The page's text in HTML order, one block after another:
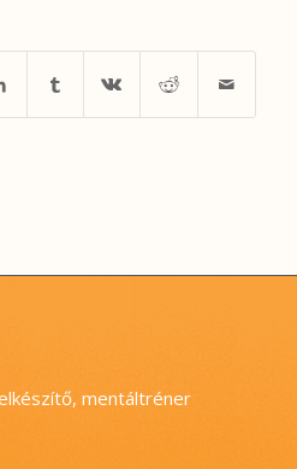
mentáltréner